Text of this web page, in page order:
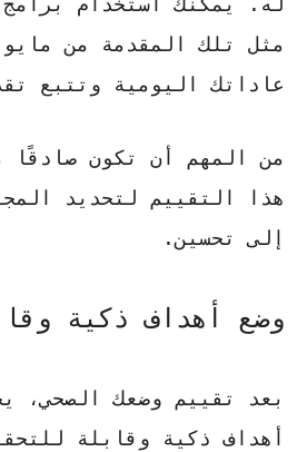
مثل تلك المقدمة من
عاداتك اليومية وتتبع
من المهم أن تكون صادقًا
هذا التقييم لتحديد
إلى تحسين.
وضع أهداف ذكية
بعد تقييم وضعك الصحي،
أهداف ذكية وقابلة